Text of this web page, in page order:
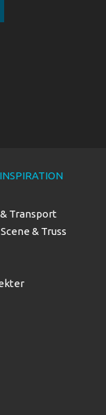
Transport
& Truss